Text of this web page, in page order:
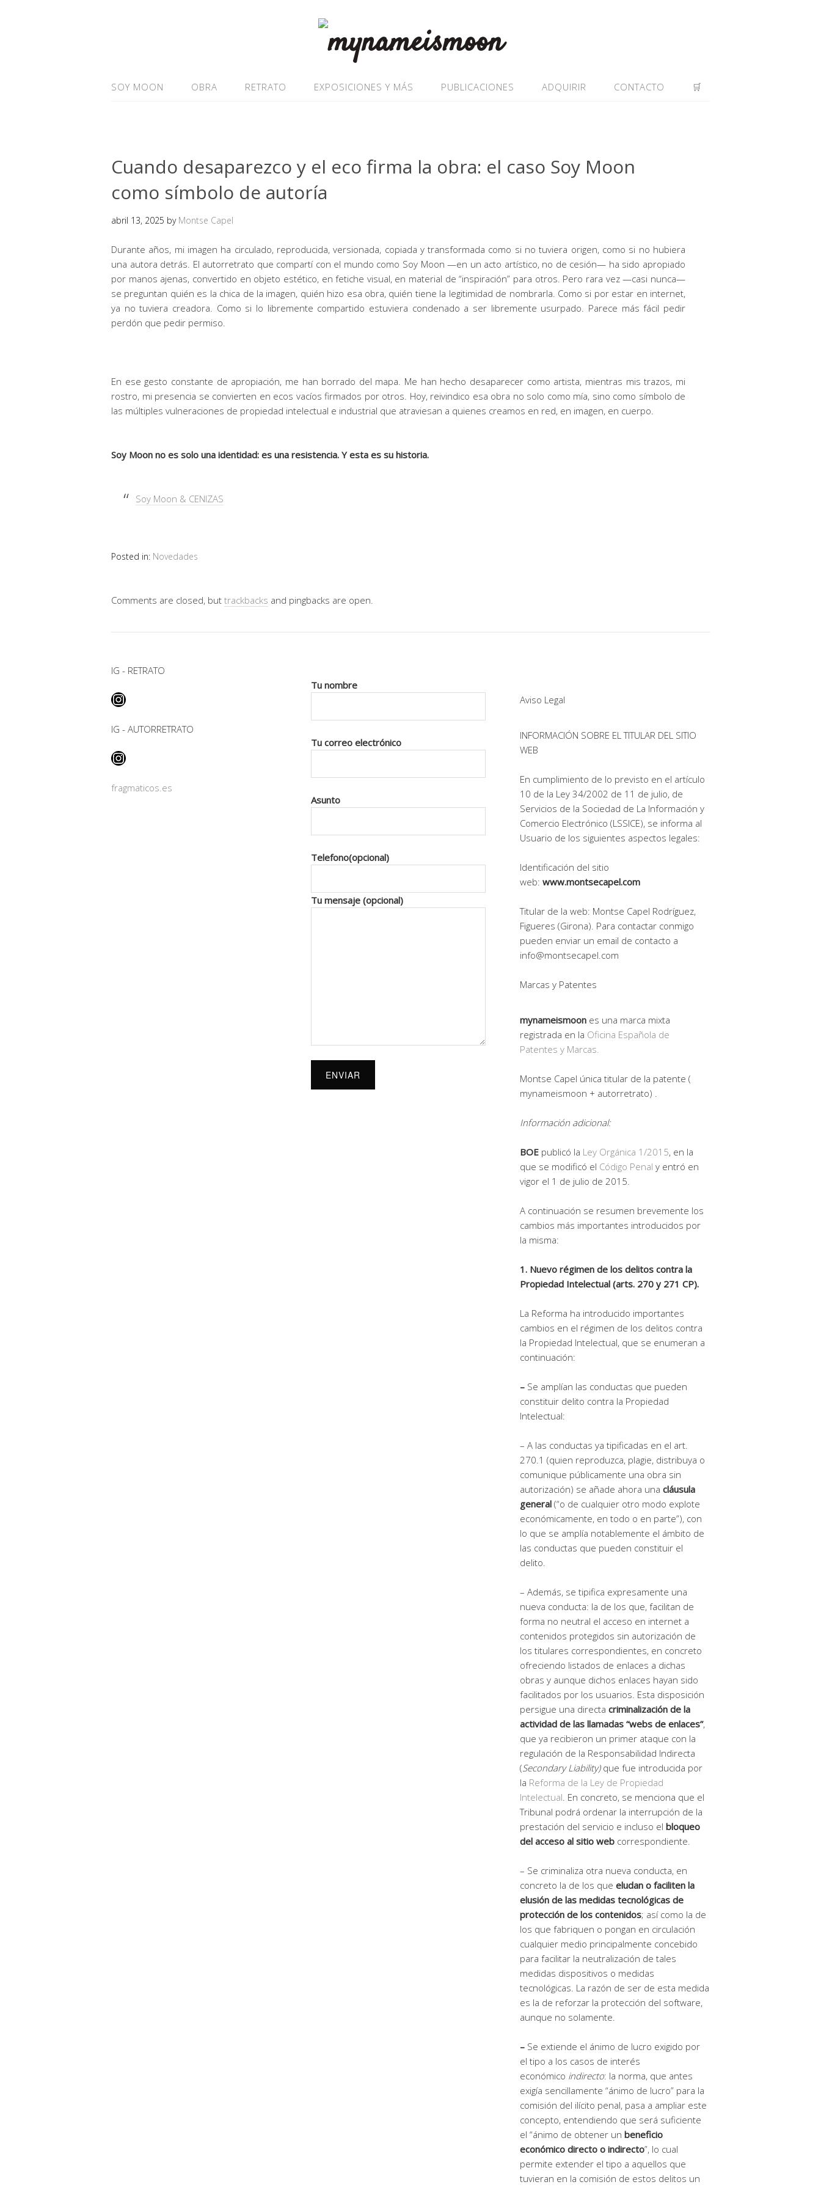
SOY MOON OBRA RETRATO EXPOSICIONES Y MÁS PUBLICACIONES ADQUIRIR CONTACTO 🛒
Cuando desaparezco y el eco firma la obra: el caso Soy Moon
como símbolo de autoría
abril 13, 2025 by Montse Capel
Durante años, mi imagen ha circulado, reproducida, versionada, copiada y transformada como si no tuviera origen, como si no hubiera
una autora detrás. El autorretrato que compartí con el mundo como Soy Moon —en un acto artístico, no de cesión— ha sido apropiado
por manos ajenas, convertido en objeto estético, en fetiche visual, en material de “inspiración” para otros. Pero rara vez —casi nunca—
se preguntan quién es la chica de la imagen, quién hizo esa obra, quién tiene la legitimidad de nombrarla. Como si por estar en internet,
ya no tuviera creadora. Como si lo libremente compartido estuviera condenado a ser libremente usurpado. Parece más fácil pedir
perdón que pedir permiso.
En ese gesto constante de apropiación, me han borrado del mapa. Me han hecho desaparecer como artista, mientras mis trazos, mi
rostro, mi presencia se convierten en ecos vacíos firmados por otros. Hoy, reivindico esa obra no solo como mía, sino como símbolo de
las múltiples vulneraciones de propiedad intelectual e industrial que atraviesan a quienes creamos en red, en imagen, en cuerpo.
Soy Moon no es solo una identidad: es una resistencia. Y esta es su historia.
Soy Moon & CENIZAS
Posted in: Novedades
Comments are closed, but trackbacks and pingbacks are open.
IG - RETRATO
Instagram
IG - AUTORRETRATO
Instagram
fragmaticos.es
Tu nombre
Tu correo electrónico
Asunto
Telefono(opcional)
Tu mensaje (opcional)
Aviso Legal
INFORMACIÓN SOBRE EL TITULAR DEL SITIO
WEB
En cumplimiento de lo previsto en el artículo
10 de la Ley 34/2002 de 11 de julio, de
Servicios de la Sociedad de La Información y
Comercio Electrónico (LSSICE), se informa al
Usuario de los siguientes aspectos legales:
Identificación del sitio
web:www.montsecapel.com
Titular de la web: Montse Capel Rodríguez,
Figueres (Girona). Para contactar conmigo
pueden enviar un email de contacto a
info@montsecapel.com
Marcas y Patentes
mynameismoon es una marca mixta
registrada en la Oficina Española de
Patentes y Marcas.
Montse Capel única titular de la patente (
mynameismoon + autorretrato) .
Información adicional:
BOE publicó la Ley Orgánica 1/2015, en la
que se modificó el Código Penal y entró en
vigor el 1 de julio de 2015.
A continuación se resumen brevemente los
cambios más importantes introducidos por
la misma:
1. Nuevo régimen de los delitos contra la
Propiedad Intelectual (arts. 270 y 271 CP).
La Reforma ha introducido importantes
cambios en el régimen de los delitos contra
la Propiedad Intelectual, que se enumeran a
continuación:
– Se amplían las conductas que pueden
constituir delito contra la Propiedad
Intelectual:
– A las conductas ya tipificadas en el art.
270.1 (quien reproduzca, plagie, distribuya o
comunique públicamente una obra sin
autorización) se añade ahora unacláusula
general (“o de cualquier otro modo explote
económicamente, en todo o en parte”), con
lo que se amplía notablemente el ámbito de
las conductas que pueden constituir el
delito.
– Además, se tipifica expresamente una
nueva conducta: la de los que, facilitan de
forma no neutral el acceso en internet a
contenidos protegidos sin autorización de
los titulares correspondientes, en concreto
ofreciendo listados de enlaces a dichas
obras y aunque dichos enlaces hayan sido
facilitados por los usuarios. Esta disposición
persigue una directacriminalización de la
actividad de las llamadas “webs de enlaces”,
que ya recibieron un primer ataque con la
regulación de la Responsabilidad Indirecta
(Secondary Liability) que fue introducida por
la Reforma de la Ley de Propiedad
Intelectual. En concreto, se menciona que el
Tribunal podrá ordenar la interrupción de la
prestación del servicio e incluso elbloqueo
del acceso al sitio web correspondiente.
– Se criminaliza otra nueva conducta, en
concreto la de los queeludan o faciliten la
elusión de las medidas tecnológicas de
protección de los contenidos; así como la de
los que fabriquen o pongan en circulación
cualquier medio principalmente concebido
para facilitar la neutralización de tales
medidas dispositivos o medidas
tecnológicas. La razón de ser de esta medida
es la de reforzar la protección del software,
aunque no solamente.
– Se extiende el ánimo de lucro exigido por
el tipo a los casos de interés
económico indirecto: la norma, que antes
exigía sencillamente “ánimo de lucro” para la
comisión del ilícito penal, pasa a ampliar este
concepto, entendiendo que será suficiente
el “ánimo de obtener un beneficio
económico directo o indirecto”, lo cual
permite extender el tipo a aquellos que
tuvieran en la comisión de estos delitos un